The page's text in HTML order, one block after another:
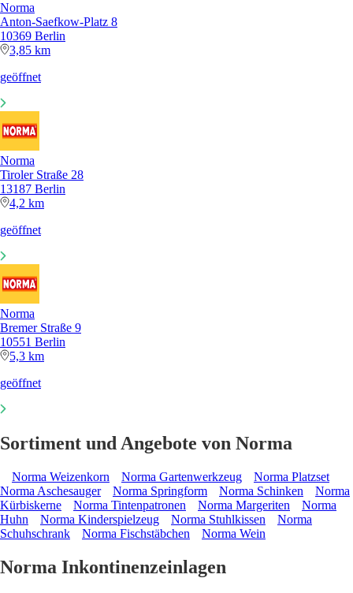
Norma
Anton-Saefkow-Platz 8
10369 Berlin
3,85 km
geöffnet
Norma
Tiroler Straße 28
13187 Berlin
4,2 km
geöffnet
Norma
Bremer Straße 9
10551 Berlin
5,3 km
geöffnet
Sortiment und Angebote von Norma
Norma Weizenkorn Norma Gartenwerkzeug
Norma Platzset
Norma Aschesauger
Norma Springform Norma Schinken
Norma
Kürbiskerne
Norma Tintenpatronen Norma Margeriten
Norma
Huhn
Norma Kinderspielzeug Norma Stuhlkissen
Norma
Schuhschrank
Norma Fischstäbchen Norma Wein
Norma Inkontinenzeinlagen